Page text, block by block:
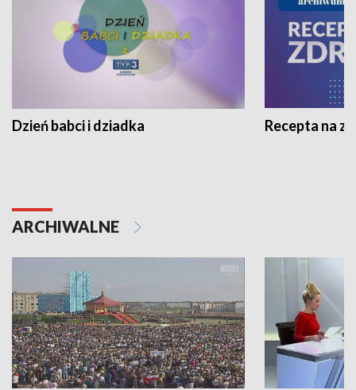
Dzień babci i dziadka Recepta na
ARCHIWALNE